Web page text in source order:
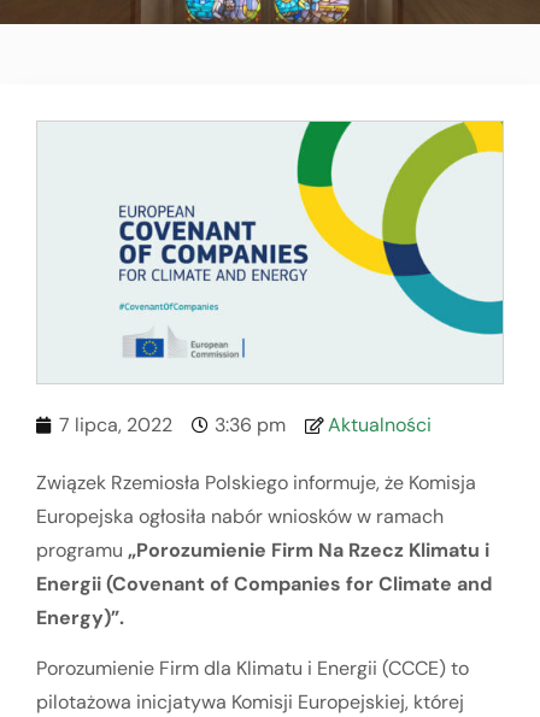
7 lipca, 2022 3:36 pm Aktualności
Związek Rzemiosła Polskiego informuje, że Komisja
Europejska ogłosiła nabór wniosków w ramach
programu „Porozumienie Firm Na Rzecz Klimatu i
Energii (Covenant of Companies for Climate and
Energy)”.
Porozumienie Firm dla Klimatu i Energii (CCCE) to
pilotażowa inicjatywa Komisji Europejskiej, której